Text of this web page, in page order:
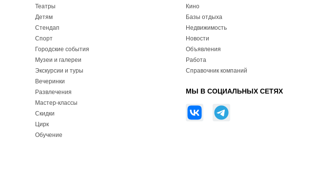
Театры
Детям
Стендап
Спорт
Городские события
Музеи и галереи
Экскурсии и туры
Вечеринки
Развлечения
Мастер-классы
Скидки
Цирк
Обучение
Кино
Базы отдыха
Недвижимость
Новости
Объявления
Работа
Справочник компаний
МЫ В СОЦИАЛЬНЫХ СЕТЯХ